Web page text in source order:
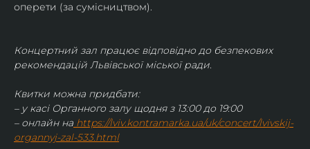
оперети (за сумісництвом).
Концертний зал працює відповідно до безпекових
рекомендацій Львівської міської ради.
Квитки можна придбати:
– у касі Органного залу щодня з 13:00 до 19:00
– онлайн на https://lviv.kontramarka.ua/uk/concert/lvivskij-
organnyj-zal-533.html